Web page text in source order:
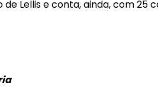
Lellis e conta, ainda, com 25